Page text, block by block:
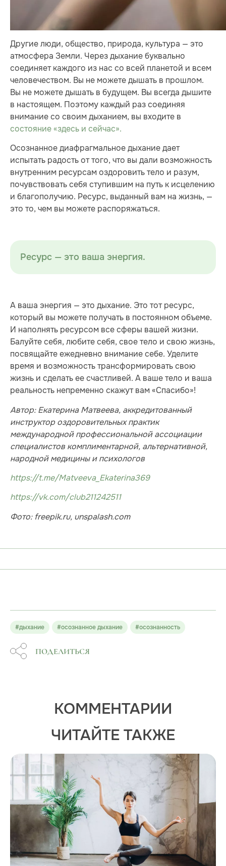
Другие люди, общество, природа, культура — это
атмосфера Земли. Через дыхание буквально
соединяет каждого из нас со всей планетой и всем
человечеством. Вы не можете дышать в прошлом.
Вы не можете дышать в будущем. Вы всегда дышите
в настоящем. Поэтому каждый раз соединяя
внимание со своим дыханием, вы входите в
состояние «здесь и сейчас».
Осознанное диафрагмальное дыхание дает
испытать радость от того, что вы дали возможность
внутренним ресурсам оздоровить тело и разум,
почувствовать себя ступившим на путь к исцелению
и благополучию. Ресурс, выданный вам на жизнь, —
это то, чем вы можете распоряжаться.
Ресурс — это ваша энергия.
А ваша энергия — это дыхание. Это тот ресурс,
который вы можете получать в постоянном объеме.
И наполнять ресурсом все сферы вашей жизни.
Балуйте себя, любите себя, свое тело и свою жизнь,
посвящайте ежедневно внимание себе. Уделите
время и возможность трансформировать свою
жизнь и сделать ее счастливей. А ваше тело и ваша
реальность непременно скажут вам «Спасибо»!
Автор: Екатерина Матвеева, аккредитованный
инструктор оздоровительных практик
международной профессиональной ассоциации
специалистов комплиментарной, альтернативной,
народной медицины и психологов
https://t.me/Matveeva_Ekaterina369
https://vk.com/club211242511
Фото: freepik.ru, unspalash.com
#дыхание #осознанное дыхание #осознанность
ПОДЕЛИТЬСЯ
КОММЕНТАРИИ
ЧИТАЙТЕ ТАКЖЕ